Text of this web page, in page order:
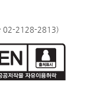
02-2128-2813)